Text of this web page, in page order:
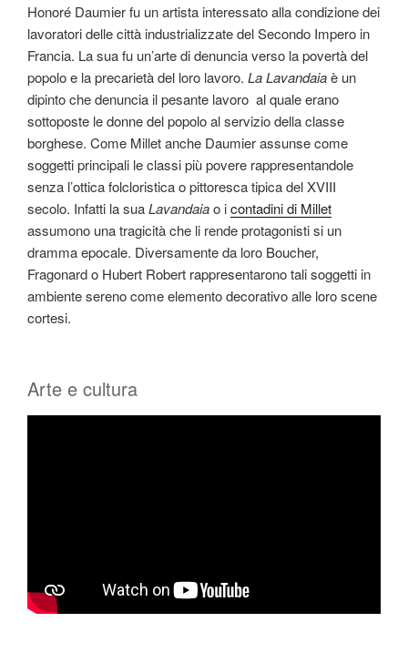
Honoré Daumier fu un artista interessato alla condizione dei
lavoratori delle città industrializzate del Secondo Impero in
Francia. La sua fu un’arte di denuncia verso la povertà del
popolo e la precarietà del loro lavoro. La Lavandaiaè un
dipinto che denuncia il pesante lavoro al quale erano
sottoposte le donne del popolo al servizio della classe
borghese. Come Millet anche Daumier assunse come
soggetti principali le classi più povere rappresentandole
senza l’ottica folcloristica o pittoresca tipica del XVIII
secolo. Infatti la suaLavandaiao icontadini di Millet
assumono una tragicità che li rende protagonisti si un
dramma epocale. Diversamente da loro Boucher,
Fragonard o Hubert Robert rappresentarono tali soggetti in
ambiente sereno come elemento decorativo alle loro scene
cortesi.
Arte e cultura